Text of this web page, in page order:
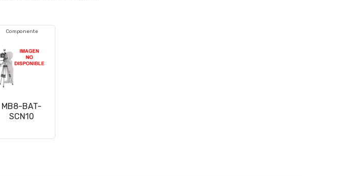
Componente
MB8-BAT-
SCN10